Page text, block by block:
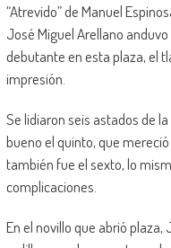
“Atrevido” de Manuel
José Miguel Arellano
debutante en esta plaza, el
impresión.
Se lidiaron seis astados de
bueno el quinto, que
también fue el sexto, lo
complicaciones.
En el novillo que abrió